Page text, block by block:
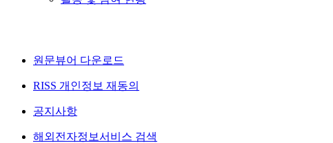
원문뷰어 다운로드
RISS 개인정보 재동의
공지사항
해외전자정보서비스 검색